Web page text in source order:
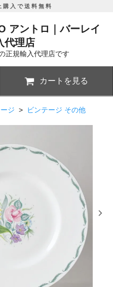
入で送料無料
正規輸入代理店です
カートを見る
ジ > ビンテージ その他